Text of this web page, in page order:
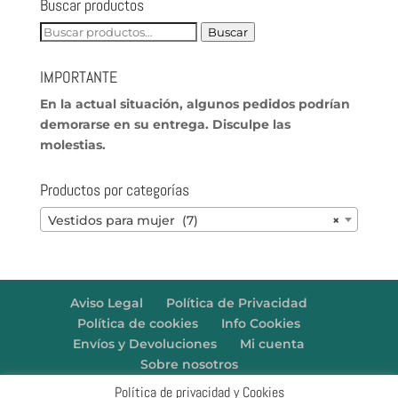
Buscar productos
Buscar
Buscar
IMPORTANTE
En la actual situación, algunos pedidos podrían
demorarse en su entrega. Disculpe las
molestias.
Productos por categorías
×
Vestidos para mujer (7)
Aviso Legal
Política de Privacidad
Política de cookies
Info Cookies
Envíos y Devoluciones
Mi cuenta
Sobre nosotros
Política de privacidad y Cookies